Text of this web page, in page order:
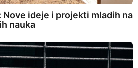
ideje i projekti mladih na
nauka